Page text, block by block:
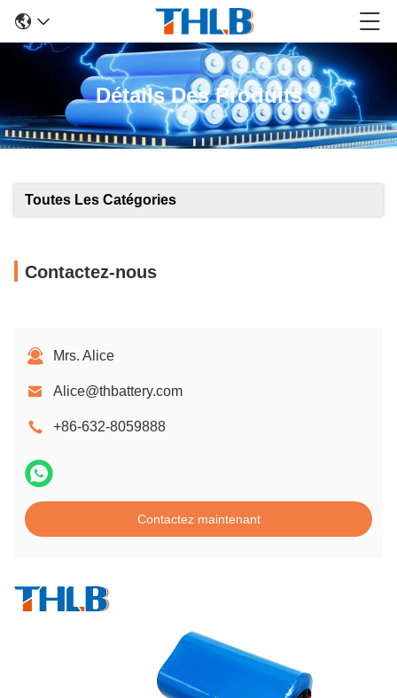
Détails Des Produits
Toutes Les Catégories
Contactez-nous
Mrs. Alice
Alice@thbattery.com
+86-632-8059888
Contactez maintenant